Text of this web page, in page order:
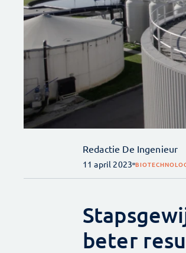
Redactie De Ingenieur
11 april 2023
beter